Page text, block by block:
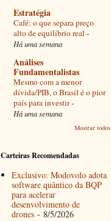
Estratégia
Café: o que separa preço
alto de equilíbrio real -
Há uma semana
Análises
Fundamentalistas
Mesmo com a menor
dívida/PIB, o Brasil é o pior
país para investir-
Há uma semana
Mostrar todos
Carteiras Recomendadas
Exclusivo: Modovolo adota
software quântico da BQP
para acelerar
desenvolvimento de
drones- 8/5/2026